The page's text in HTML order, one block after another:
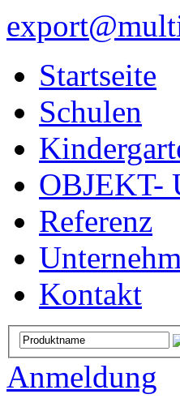
Startseite
Schulen
OBJEKT-
Referenz
Kontakt
Anmeldung